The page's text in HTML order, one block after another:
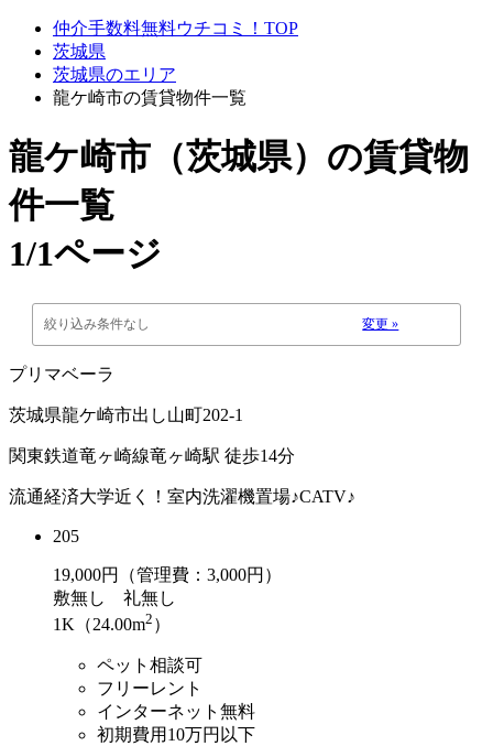
仲介手数料無料ウチコミ！TOP
茨城県
茨城県のエリア
龍ケ崎市の賃貸物件一覧
龍ケ崎市（茨城県） の賃貸物
件一覧
1/1ページ
絞り込み条件なし 変更 »
プリマベーラ
茨城県龍ケ崎市出し山町202-1
関東鉄道竜ヶ崎線竜ヶ崎駅 徒歩14分
流通経済大学近く！室内洗濯機置場♪CATV♪
205
19,000円（管理費：3,000円）
敷無し 礼無し
1K（24.00m2 ）
ペット相談可
フリーレント
インターネット無料
初期費用10万円以下